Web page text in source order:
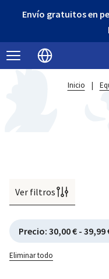
Envío gratuitos en
Seleccionar
Inicio |
Ver filtros
Active filtering
Precio: 30,00 € - 39,99
Eliminar todo